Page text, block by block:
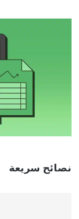
نصائح سريعة